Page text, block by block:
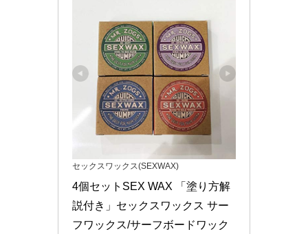
セックスワックス(SEXWAX)
4個セットSEX WAX 「塗り方解
説付き」セックスワックス サー
フワックス/サーフボードワック